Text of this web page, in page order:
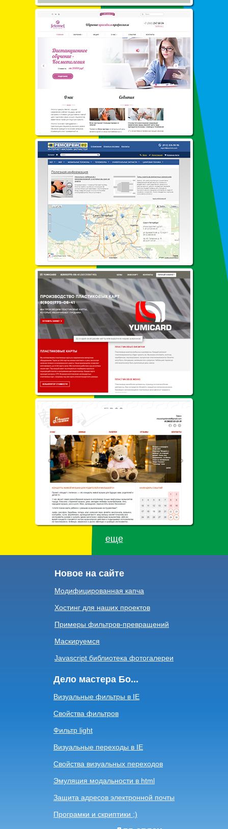
еще
Новое на сайте
Модифицированная капча
Хостинг для наших проектов
Примеры фильтров-превращений
Маскируемся
Javascript библиотека фотогалереи
Дело мастера Бо...
Визуальные фильтры в IE
Свойства фильтров
Фильтр light
Визуальные переходы в IE
Свойства визуальных переходов
Эмуляция модальности в html
Защита адресов электронной почты
Програмки и скриптики ;)